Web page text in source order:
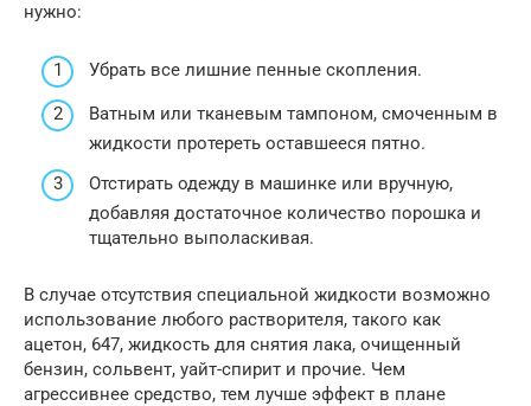
нужно:
Убрать все лишние пенные скопления.
Ватным или тканевым тампоном, смоченным в
жидкости протереть оставшееся пятно.
Отстирать одежду в машинке или вручную,
добавляя достаточное количество порошка и
тщательно выполаскивая.
В случае отсутствия специальной жидкости возможно
использование любого растворителя, такого как
ацетон, 647, жидкость для снятия лака, очищенный
бензин, сольвент, уайт-спирит и прочие. Чем
агрессивнее средство, тем лучше эффект в плане